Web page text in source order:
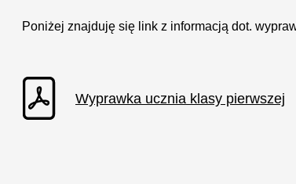
Poniżej znajduję się link z informacją dot.
Wyprawka ucznia klasy pierwszej